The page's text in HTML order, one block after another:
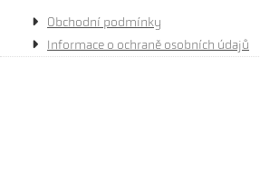
Obchodní podmínky
Informace o ochraně osobních údajů